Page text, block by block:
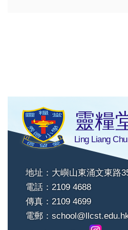
靈糧
Ling Liang
地址：大嶼山東涌文東路
電話：2109 4688
傳真：2109 4699
電郵：